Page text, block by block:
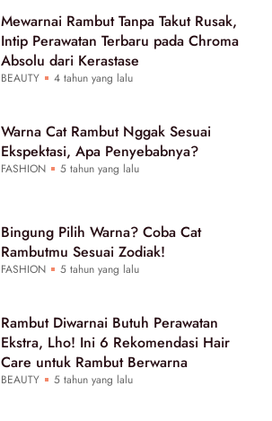
Mewarnai Rambut Tanpa Takut Rusak,
Intip Perawatan Terbaru pada Chroma
Absolu dari Kerastase
BEAUTY 4 tahun yang lalu
Warna Cat Rambut Nggak Sesuai
Ekspektasi, Apa Penyebabnya?
FASHION 5 tahun yang lalu
Bingung Pilih Warna? Coba Cat
Rambutmu Sesuai Zodiak!
FASHION 5 tahun yang lalu
Rambut Diwarnai Butuh Perawatan
Ekstra, Lho! Ini 6 Rekomendasi Hair
Care untuk Rambut Berwarna
BEAUTY 5 tahun yang lalu